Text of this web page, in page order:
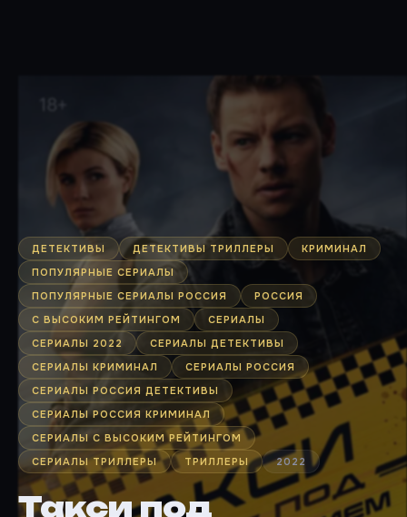
ДЕТЕКТИВЫ ДЕТЕКТИВЫ ТРИЛЛЕРЫ
КРИМИНАЛ
ПОПУЛЯРНЫЕ СЕРИАЛЫ
ПОПУЛЯРНЫЕ СЕРИАЛЫ РОССИЯ
РОССИЯ
С ВЫСОКИМ РЕЙТИНГОМ
СЕРИАЛЫ
СЕРИАЛЫ 2022
СЕРИАЛЫ ДЕТЕКТИВЫ
СЕРИАЛЫ КРИМИНАЛ
СЕРИАЛЫ РОССИЯ
СЕРИАЛЫ РОССИЯ ДЕТЕКТИВЫ
СЕРИАЛЫ РОССИЯ КРИМИНАЛ
СЕРИАЛЫ С ВЫСОКИМ РЕЙТИНГОМ
СЕРИАЛЫ ТРИЛЛЕРЫ
ТРИЛЛЕРЫ 2022
Такси под